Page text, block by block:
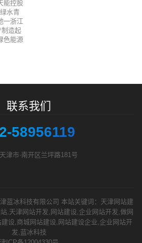
能控股
水青
一浙江
造起
色能源
联系我们
58956119
津市·南开区兰坪路181号
蓝冰科技有限公司 本站关键词：天津网站建
,天津网站开发,网站建设,企业网站开发,做网
设,商城网站建设,网站建设企业,企业网站开
发,蓝冰科技